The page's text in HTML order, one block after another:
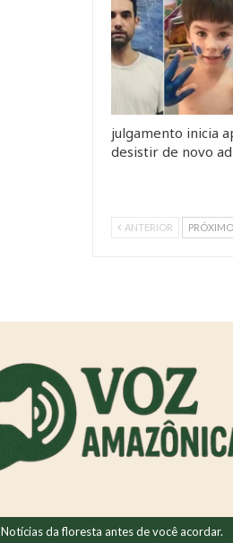
julgamento inicia
desistir de novo
ANTERIOR PRÓXIMO
Notícias da floresta antes de você acordar.